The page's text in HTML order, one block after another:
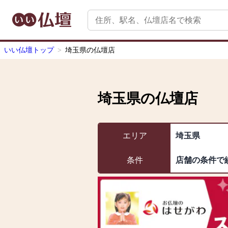
いい仏壇トップ 埼玉県の仏壇店
埼玉県の仏壇店
エリア 埼玉県
条件 店舗の条件で